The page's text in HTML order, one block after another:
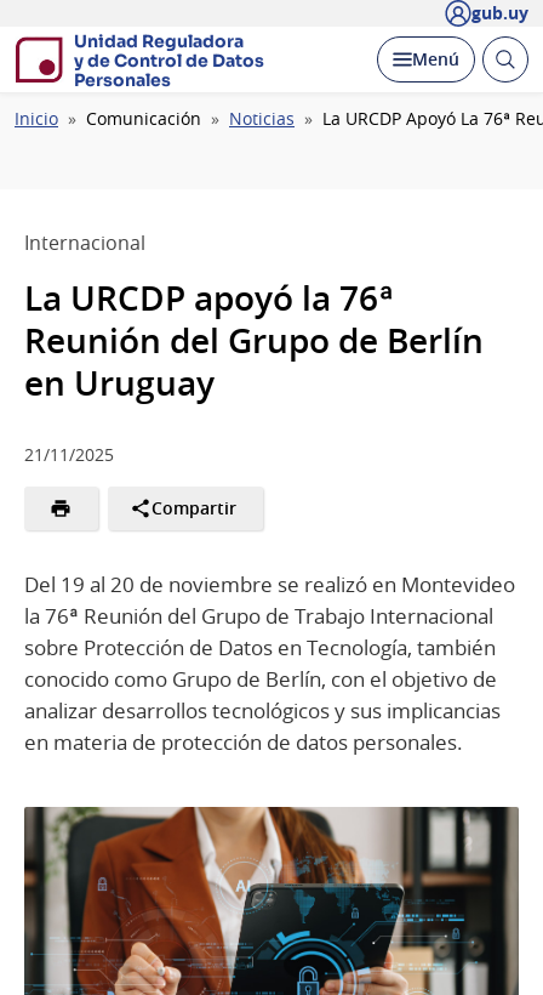
gub.uy
Unidad Reguladora
y de Control de Datos
Personales
Desplegar
Menú Abrir
Ruta
Inicio Comunicación Noticias La URCDP Apoyó La 76ª
Internacional
La URCDP apoyó la 76ª
Reunión del Grupo de Berlín
en Uruguay
21/11/2025
Compartir
Del 19 al 20 de noviembre se realizó en Montevideo
la 76ª Reunión del Grupo de Trabajo Internacional
sobre Protección de Datos en Tecnología, también
conocido como Grupo de Berlín, con el objetivo de
analizar desarrollos tecnológicos y sus implicancias
en materia de protección de datos personales.